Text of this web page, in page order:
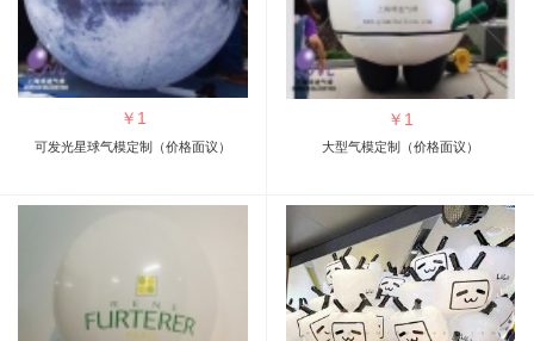
￥ 1
可发光星球气模定制（价格面议）
￥ 1
大型气模定制（价格面议）